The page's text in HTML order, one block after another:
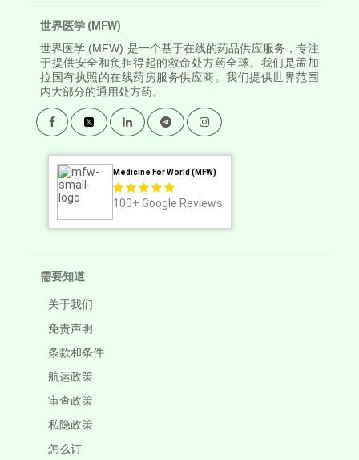
世界医学 (MFW)
世界医学 (MFW) 是一个基于在线的药品供应服务，专注
于提供安全和负担得起的救命处方药全球。我们是孟加
拉国有执照的在线药房服务供应商。我们提供世界范围
内大部分的通用处方药。
Medicine For World (MFW)
100+ Google Reviews
需要知道
关于我们
免责声明
条款和条件
航运政策
审查政策
私隐政策
怎么订